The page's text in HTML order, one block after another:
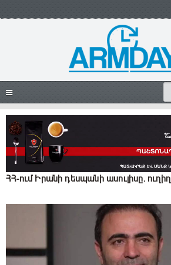
ՀՀ-ում Իրանի դեսպանի ասուլիսը. ուղիղ